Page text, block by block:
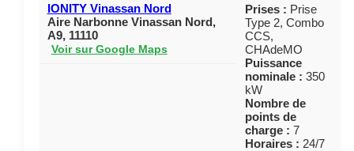
IONITY Vinassan Nord
Aire Narbonne Vinassan Nord,
A9, 11110
Voir sur Google Maps
Prises : Prise
Type 2, Combo
CCS,
CHAdeMO
Puissance
nominale : 350
kW
Nombre de
points de
charge : 7
Horaires : 24/7